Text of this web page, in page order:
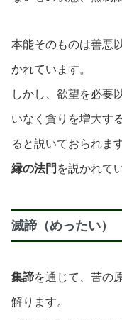
本能そのものは善悪
かれています。
しかし、欲望を必要
いなく貪りを増大す
ると説いておられま
縁の法門 を説かれて
滅諦（めったい）
集諦を通じて、苦の
解ります。